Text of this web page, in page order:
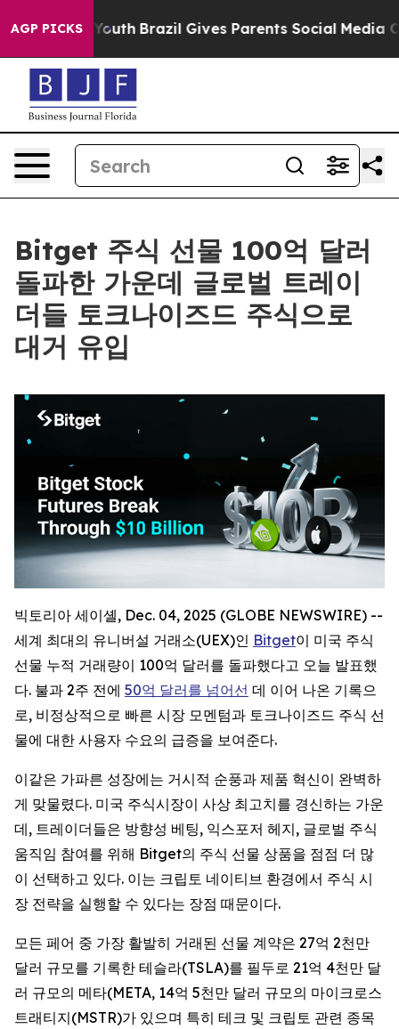
AGP PICKS
to Youth Brazil Gives Parents Social Media
Bitget 주식 선물 100억 달러
돌파한 가운데 글로벌 트레이
더들 토크나이즈드 주식으로
대거 유입
빅토리아 세이셸, Dec. 04, 2025 (GLOBE NEWSWIRE) --
세계 최대의 유니버설 거래소(UEX)인 Bitget이 미국 주식
선물 누적 거래량이 100억 달러를 돌파했다고 오늘 발표했
다. 불과 2주 전에 50억 달러를 넘어선 데 이어 나온 기록으
로, 비정상적으로 빠른 시장 모멘텀과 토크나이즈드 주식 선
물에 대한 사용자 수요의 급증을 보여준다.
이같은 가파른 성장에는 거시적 순풍과 제품 혁신이 완벽하
게 맞물렸다. 미국 주식시장이 사상 최고치를 경신하는 가운
데, 트레이더들은 방향성 베팅, 익스포저 헤지, 글로벌 주식
움직임 참여를 위해 Bitget의 주식 선물 상품을 점점 더 많
이 선택하고 있다. 이는 크립토 네이티브 환경에서 주식 시
장 전략을 실행할 수 있다는 장점 때문이다.
모든 페어 중 가장 활발히 거래된 선물 계약은 27억 2천만
달러 규모를 기록한 테슬라(TSLA)를 필두로 21억 4천만 달
러 규모의 메타(META, 14억 5천만 달러 규모의 마이크로스
트래티지(MSTR)가 있으며 특히 테크 및 크립토 관련 종목